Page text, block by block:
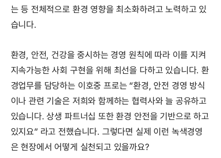
는 등 전체적으로 환경 영향을 최소화하려고 노력하고 있
습니다.
환경, 안전, 건강을 중시하는 경영 원칙에 따라 이를 지켜
지속가능한 사회 구현을 위해 최선을 다하고 있습니다. 환
경업무를 담당하는 이호중 프로는 “환경, 안전 경영 방식
이나 관련 기술은 저희와 함께하는 협력사와 늘 공유하고
있습니다. 상생 파트너십 또한 환경 안전을 기반으로 하고
있지요” 라고 전했습니다. 그렇다면 실제 이런 녹색경영
은 현장에서 어떻게 실천되고 있을까요?